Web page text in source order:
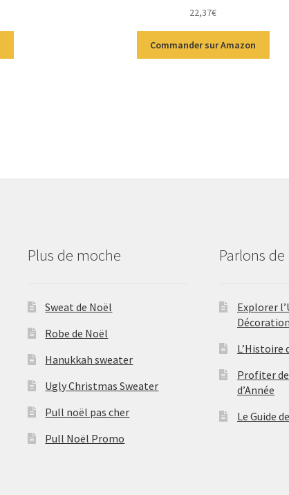
22,37€
Commander sur Amazon
Plus de moche
Sweat de Noël
Robe de Noël
Hanukkah sweater
Ugly Christmas Sweater
Pull noël pas cher
Pull Noël Promo
Parlons
Explorer
L’Histoire
Profiter
d’Année
Le Guide